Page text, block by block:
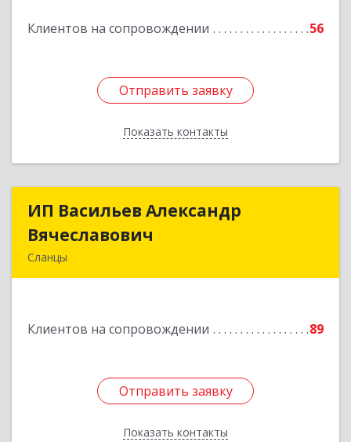
Клиентов на сопровождении 56
Отправить заявку
Показать контакты
Отправить заявку
Назад
ИП Васильев Александр
Вячеславович
Сланцы
Клиентов на сопровождении 89
Отправить заявку
Показать контакты
ИП Васильев Александр
Подробнее
Отправить заявку
Назад